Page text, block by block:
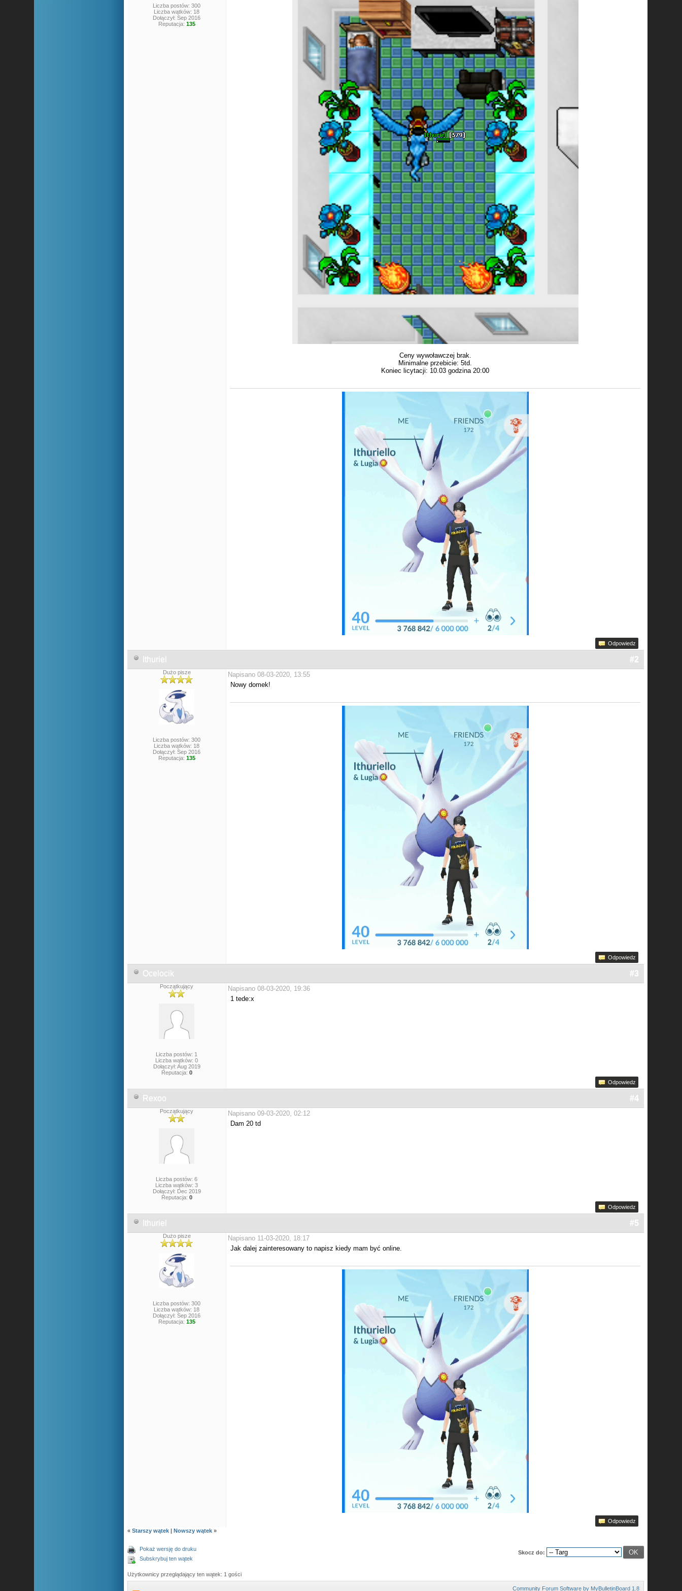
Liczba postów: 300
Liczba wątków: 18
Dołączył: Sep 2016
Reputacja: 135
Ceny wywoławczej brak.
Minimalne przebicie: 5td.
Koniec licytacji: 10.03 godzina 20:00
Odpowiedz
Ithuriel #2
Dużo pisze
Liczba postów: 300
Liczba wątków: 18
Dołączył: Sep 2016
Reputacja: 135
Napisano 08-03-2020, 13:55
Nowy domek!
Odpowiedz
Ocelocik #3
Początkujący
Liczba postów: 1
Liczba wątków: 0
Dołączył: Aug 2019
Reputacja: 0
Napisano 08-03-2020, 19:36
1 tede:x
Odpowiedz
Rexoo #4
Początkujący
Liczba postów: 6
Liczba wątków: 3
Dołączył: Dec 2019
Reputacja: 0
Napisano 09-03-2020, 02:12
Dam 20 td
Odpowiedz
Ithuriel #5
Dużo pisze
Liczba postów: 300
Liczba wątków: 18
Dołączył: Sep 2016
Reputacja: 135
Napisano 11-03-2020, 18:17
Jak dalej zainteresowany to napisz kiedy mam być online.
Odpowiedz
«Starszy wątek |Nowszy wątek »
Pokaż wersję do druku
Subskrybuj ten wątek
Skocz do:
Użytkownicy przeglądający ten wątek: 1 gości
Community Forum Software by MyBulletinBoard 1.8